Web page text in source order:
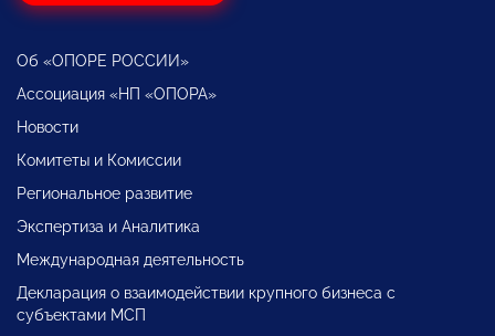
Об «ОПОРЕ РОССИИ»
Ассоциация «НП «ОПОРА»
Новости
Комитеты и Комиссии
Региональное развитие
Экспертиза и Аналитика
Международная деятельность
Декларация о взаимодействии крупного бизнеса с
субъектами МСП